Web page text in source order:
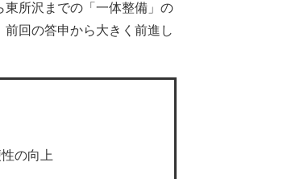
所沢までの「一体整備」の
回の答申から大きく前進し
の向上